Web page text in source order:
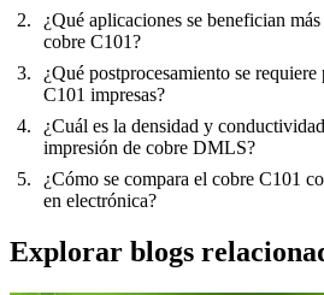
¿Qué aplicaciones se benefician
cobre C101?
¿Qué postprocesamiento se requiere
C101 impresas?
¿Cuál es la densidad y
impresión de cobre DMLS?
¿Cómo se compara el cobre C101
en electrónica?
Explorar blogs